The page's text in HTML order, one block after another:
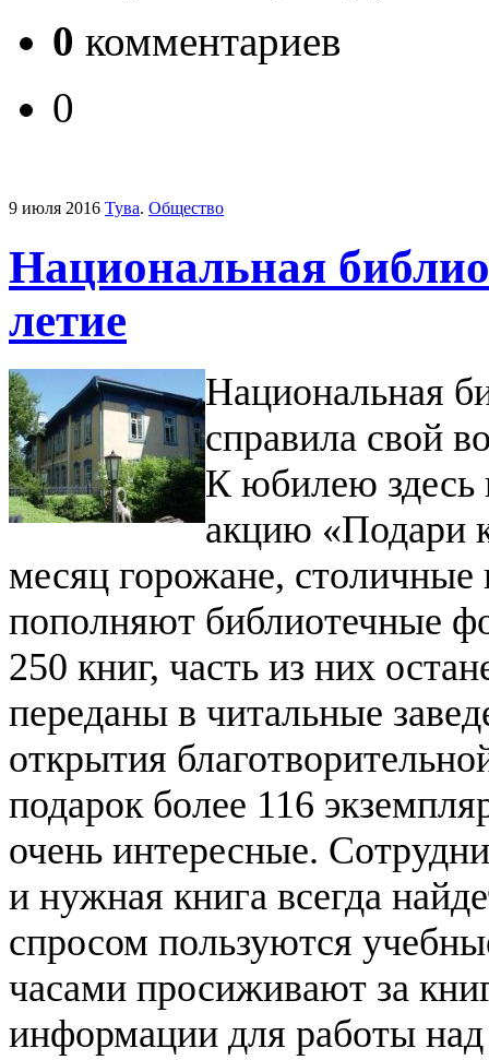
0 комментариев
0
9 июля 2016 Тува. Общество
Национальная
летие
Национальная
справила свой
К юбилею здесь
акцию «Подари
месяц горожане,
пополняют библиотечные
250 книг, часть из них
переданы в читальные
открытия
подарок более 116
очень интересные.
и нужная книга всегда
спросом пользуются
часами просиживают за
информации для работы